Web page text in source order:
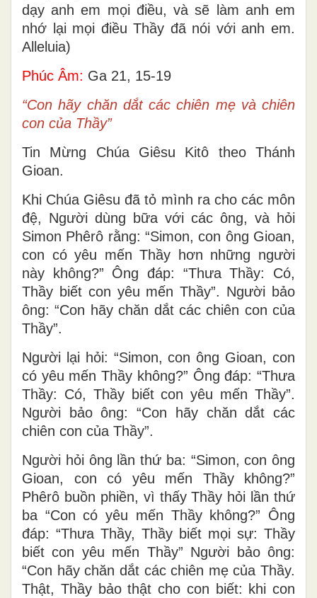
dạy anh em mọi điều, và sẽ làm anh em
nhớ lại mọi điều Thầy đã nói với anh em.
Alleluia)
Phúc Âm: Ga 21, 15-19
“Con hãy chăn dắt các chiên mẹ và chiên
con của Thầy”
Tin Mừng Chúa Giêsu Kitô theo Thánh
Gioan.
Khi Chúa Giêsu đã tỏ mình ra cho các môn
đệ, Người dùng bữa với các ông, và hỏi
Simon Phêrô rằng: “Simon, con ông Gioan,
con có yêu mến Thầy hơn những người
này không?” Ông đáp: “Thưa Thầy: Có,
Thầy biết con yêu mến Thầy”. Người bảo
ông: “Con hãy chăn dắt các chiên con của
Thầy”.
Người lại hỏi: “Simon, con ông Gioan, con
có yêu mến Thầy không?” Ông đáp: “Thưa
Thầy: Có, Thầy biết con yêu mến Thầy”.
Người bảo ông: “Con hãy chăn dắt các
chiên con của Thầy”.
Người hỏi ông lần thứ ba: “Simon, con ông
Gioan, con có yêu mến Thầy không?”
Phêrô buồn phiền, vì thấy Thầy hỏi lần thứ
ba “Con có yêu mến Thầy không?” Ông
đáp: “Thưa Thầy, Thầy biết mọi sự: Thầy
biết con yêu mến Thầy” Người bảo ông:
“Con hãy chăn dắt các chiên mẹ của Thầy.
Thật, Thầy bảo thật cho con biết: khi con